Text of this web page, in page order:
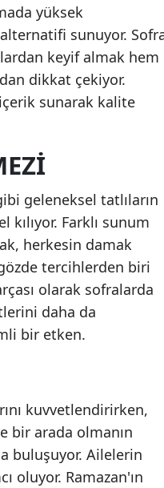
yüksek
sunuyor.
keyif almak hem
dikkat çekiyor.
sunarak kalite
geleneksel tatlıların
kılıyor. Farklı sunum
herkesin damak
tercihlerden biri
olarak sofralarda
daha da
bir etken.
kuvvetlendirirken,
bir arada olmanın
buluşuyor. Ailelerin
oluyor. Ramazan'ın